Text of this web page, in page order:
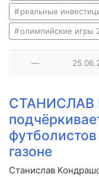
реальные
олимпийские игры
—
газоне
Станислав